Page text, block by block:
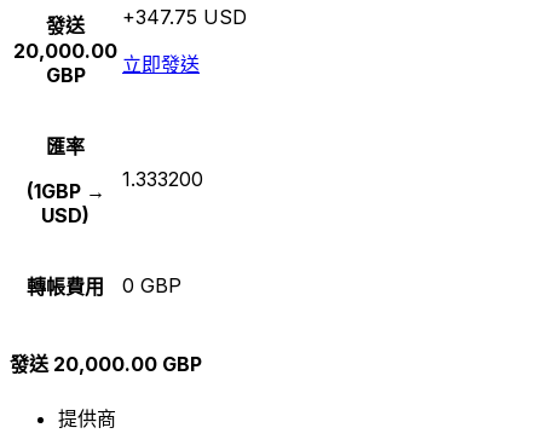
發送
20,000.00
GBP
+347.75 USD
立即發送
匯率
(1GBP →
USD)
1.333200
轉帳費用 0 GBP
發送 20,000.00 GBP
提供商